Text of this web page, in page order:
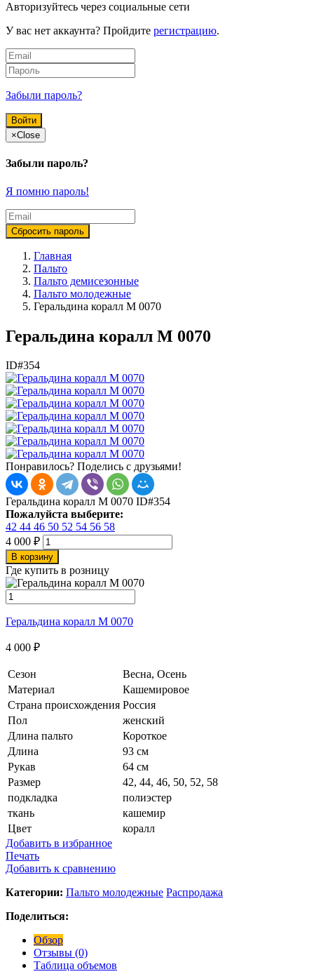
Авторизуйтесь через социальные сети
У вас нет аккаунта? Пройдите регистрацию.
Забыли пароль?
×Close
Забыли пароль?
Я помню пароль!
Главная
Пальто
Пальто демисезонные
Пальто молодежные
Геральдина коралл М 0070
Геральдина коралл М 0070
ID#354
Понравилось? Поделись с друзьями!
Геральдина коралл М 0070 ID#354
Пожалуйста выберите:
42 44 46 50 52 54 56 58
4 000 ₽
В корзину
Где купить в розницу
Геральдина коралл М 0070
4 000 ₽
Сезон
Весна, Осень
Материал
Кашемировое
Страна происхождения Россия
Пол
женский
Длина пальто
Короткое
Длина
93 см
Рукав
64 см
Размер
42, 44, 46, 50, 52, 58
подкладка
полиэстер
ткань
кашемир
Цвет
коралл
Добавить в избранное
Печать
Добавить к сравнению
Категории: Пальто молодежные Распродажа
Поделиться:
Обзор
Отзывы (0)
Таблица объемов